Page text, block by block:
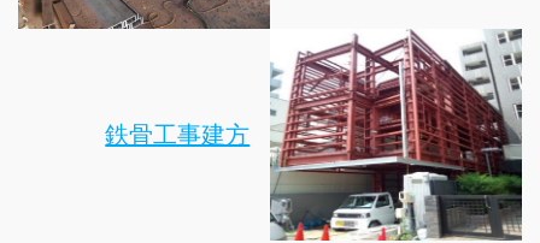
鉄骨工事建方